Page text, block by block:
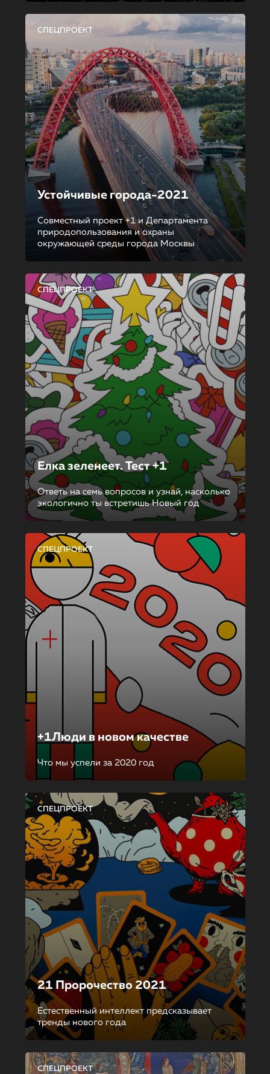
СПЕЦПРОЕКТ
Устойчивые города-2021
Совместный проект +1 и Департамента
природопользования и охраны
окружающей среды города Москвы
СПЕЦПРОЕКТ
Елка зеленеет. Тест +1
Ответь на семь вопросов и узнай, насколько
экологично ты встретишь Новый год
СПЕЦПРОЕКТ
+1Люди в новом качестве
Что мы успели за 2020 год
СПЕЦПРОЕКТ
21 Пророчество 2021
Естественный интеллект предсказывает
тренды нового года
СПЕЦПРОЕКТ